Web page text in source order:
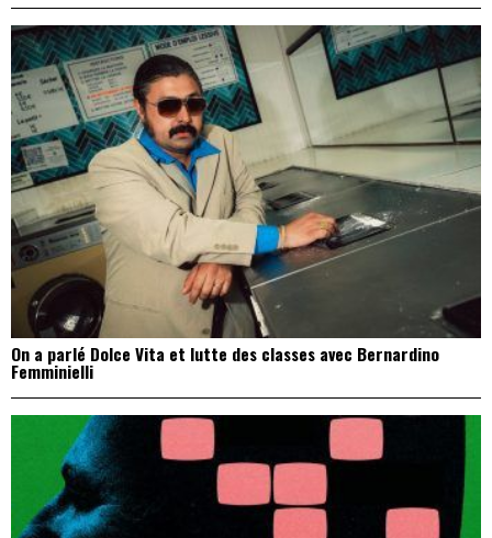
On a parlé Dolce Vita et lutte des classes avec Bernardino
Femminielli